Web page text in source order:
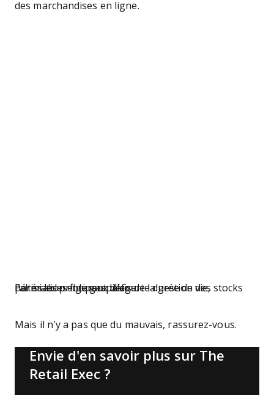
des marchandises en ligne.
Parmi les principaux défis de la gestion des stocks périssables figurent la courte durée de vie, l’altération et le gaspillage.
Mais il n’y a pas que du mauvais, rassurez-vous.
Envie d'en savoir plus sur The
Retail Exec ?